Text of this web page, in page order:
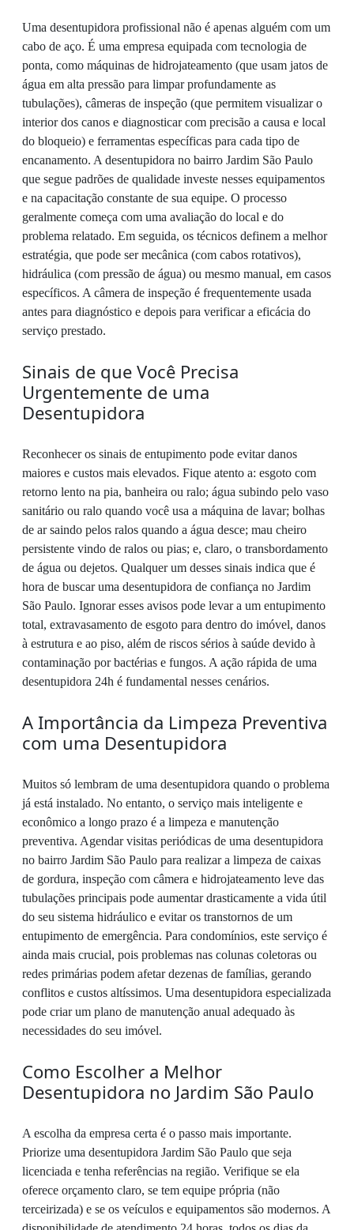
Uma desentupidora profissional não é apenas alguém com um
cabo de aço. É uma empresa equipada com tecnologia de
ponta, como máquinas de hidrojateamento (que usam jatos de
água em alta pressão para limpar profundamente as
tubulações), câmeras de inspeção (que permitem visualizar o
interior dos canos e diagnosticar com precisão a causa e local
do bloqueio) e ferramentas específicas para cada tipo de
encanamento. A desentupidora no bairro Jardim São Paulo
que segue padrões de qualidade investe nesses equipamentos
e na capacitação constante de sua equipe. O processo
geralmente começa com uma avaliação do local e do
problema relatado. Em seguida, os técnicos definem a melhor
estratégia, que pode ser mecânica (com cabos rotativos),
hidráulica (com pressão de água) ou mesmo manual, em casos
específicos. A câmera de inspeção é frequentemente usada
antes para diagnóstico e depois para verificar a eficácia do
serviço prestado.
Sinais de que Você Precisa
Urgentemente de uma
Desentupidora
Reconhecer os sinais de entupimento pode evitar danos
maiores e custos mais elevados. Fique atento a: esgoto com
retorno lento na pia, banheira ou ralo; água subindo pelo vaso
sanitário ou ralo quando você usa a máquina de lavar; bolhas
de ar saindo pelos ralos quando a água desce; mau cheiro
persistente vindo de ralos ou pias; e, claro, o transbordamento
de água ou dejetos. Qualquer um desses sinais indica que é
hora de buscar uma desentupidora de confiança no Jardim
São Paulo. Ignorar esses avisos pode levar a um entupimento
total, extravasamento de esgoto para dentro do imóvel, danos
à estrutura e ao piso, além de riscos sérios à saúde devido à
contaminação por bactérias e fungos. A ação rápida de uma
desentupidora 24h é fundamental nesses cenários.
A Importância da Limpeza Preventiva
com uma Desentupidora
Muitos só lembram de uma desentupidora quando o problema
já está instalado. No entanto, o serviço mais inteligente e
econômico a longo prazo é a limpeza e manutenção
preventiva. Agendar visitas periódicas de uma desentupidora
no bairro Jardim São Paulo para realizar a limpeza de caixas
de gordura, inspeção com câmera e hidrojateamento leve das
tubulações principais pode aumentar drasticamente a vida útil
do seu sistema hidráulico e evitar os transtornos de um
entupimento de emergência. Para condomínios, este serviço é
ainda mais crucial, pois problemas nas colunas coletoras ou
redes primárias podem afetar dezenas de famílias, gerando
conflitos e custos altíssimos. Uma desentupidora especializada
pode criar um plano de manutenção anual adequado às
necessidades do seu imóvel.
Como Escolher a Melhor
Desentupidora no Jardim São Paulo
A escolha da empresa certa é o passo mais importante.
Priorize uma desentupidora Jardim São Paulo que seja
licenciada e tenha referências na região. Verifique se ela
oferece orçamento claro, se tem equipe própria (não
terceirizada) e se os veículos e equipamentos são modernos. A